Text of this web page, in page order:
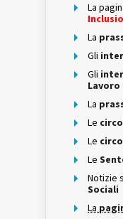
La
La
Gli
Gli
Lavoro
La
Le
Le
Le
Notizie
Sociali
La